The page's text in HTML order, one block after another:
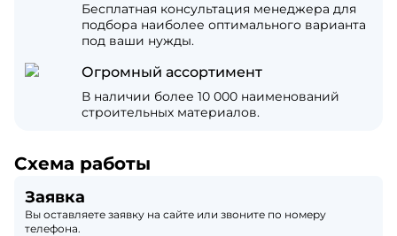
Бесплатная консультация менеджера для
подбора наиболее оптимального варианта
под ваши нужды.
Огромный ассортимент
В наличии более 10 000 наименований
строительных материалов.
Схема работы
Заявка
Вы оставляете заявку на сайте или звоните по номеру
телефона.